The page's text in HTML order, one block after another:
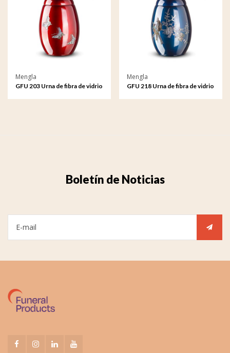
Mengla
GFU 203 Urna de fibra de vidrio
Mengla
GFU 218 Urna de fibra de vidrio
Boletín de Noticias